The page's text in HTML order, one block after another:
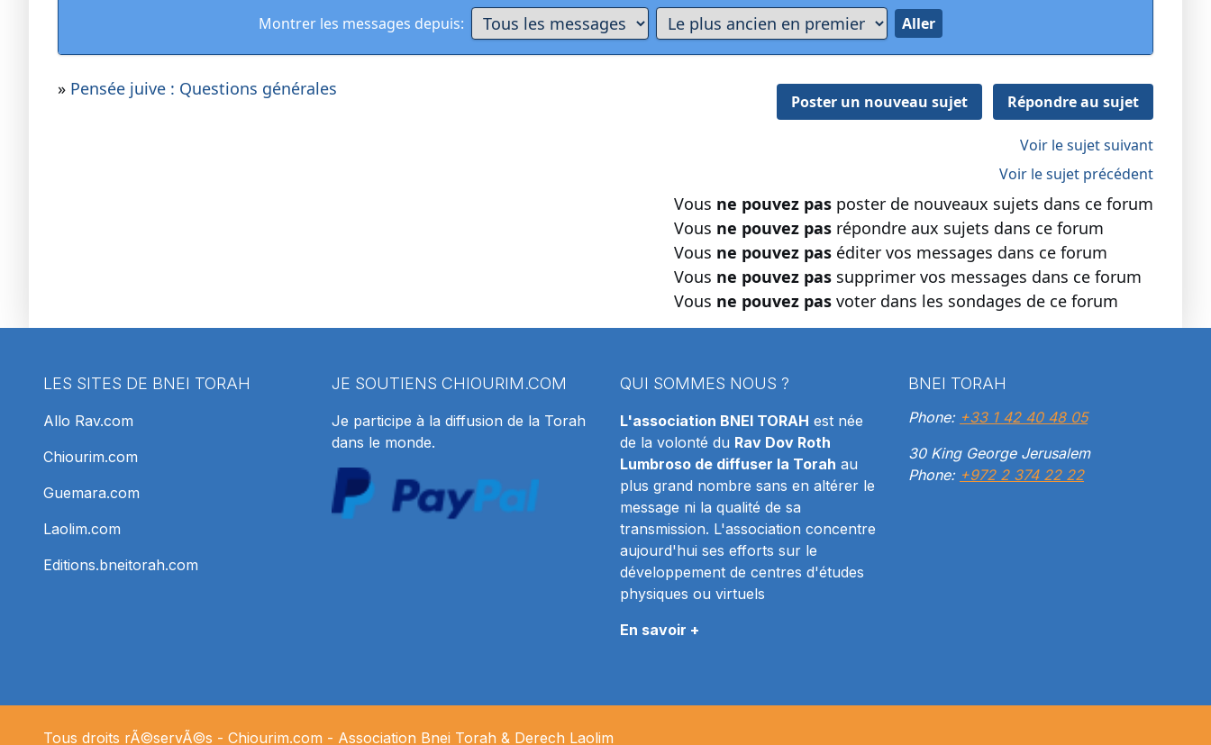
Montrer les messages depuis:
» Pensée juive : Questions générales
Poster un nouveau sujet Répondre au sujet
Voir le sujet suivant
Voir le sujet précédent
Vous ne pouvez pas poster de nouveaux sujets dans ce forum
Vous ne pouvez pas répondre aux sujets dans ce forum
Vous ne pouvez pas éditer vos messages dans ce forum
Vous ne pouvez pas supprimer vos messages dans ce forum
Vous ne pouvez pas voter dans les sondages de ce forum
LES SITES DE BNEI TORAH
Allo Rav.com
Chiourim.com
Guemara.com
Laolim.com
Editions.bneitorah.com
JE SOUTIENS CHIOURIM.COM
Je participe à la diffusion de la Torah
dans le monde.
QUI SOMMES NOUS ?
L'association BNEI TORAH est née
de la volonté du Rav Dov Roth
Lumbroso de diffuser la Torah au
plus grand nombre sans en altérer le
message ni la qualité de sa
transmission. L'association concentre
aujourd'hui ses efforts sur le
développement de centres d'études
physiques ou virtuels
En savoir +
BNEI TORAH
Phone: +33 1 42 40 48 05
30 King George Jerusalem
Phone: +972 2 374 22 22
Tous droits rÃ©servÃ©s - Chiourim.com - Association Bnei Torah & Derech Laolim